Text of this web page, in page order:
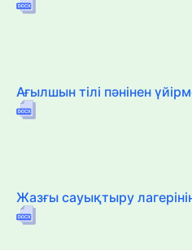
Ағылшын тілі пәнінен
Жазғы сауықтыру